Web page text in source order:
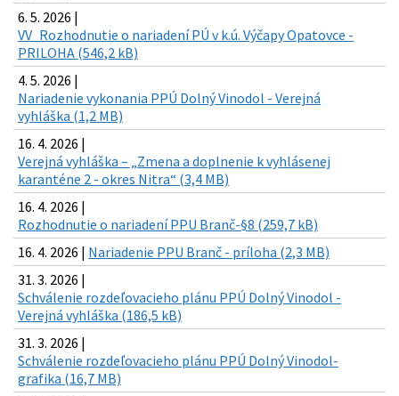
6. 5. 2026 |
VV_Rozhodnutie o nariadení PÚ v k.ú. Výčapy Opatovce -
PRILOHA (546,2 kB)
4. 5. 2026 |
Nariadenie vykonania PPÚ Dolný Vinodol - Verejná
vyhláška (1,2 MB)
16. 4. 2026 |
Verejná vyhláška – „Zmena a doplnenie k vyhlásenej
karanténe 2 - okres Nitra“ (3,4 MB)
16. 4. 2026 |
Rozhodnutie o nariadení PPU Branč-§8 (259,7 kB)
16. 4. 2026 | Nariadenie PPU Branč - príloha (2,3 MB)
31. 3. 2026 |
Schválenie rozdeľovacieho plánu PPÚ Dolný Vinodol -
Verejná vyhláška (186,5 kB)
31. 3. 2026 |
Schválenie rozdeľovacieho plánu PPÚ Dolný Vinodol-
grafika (16,7 MB)